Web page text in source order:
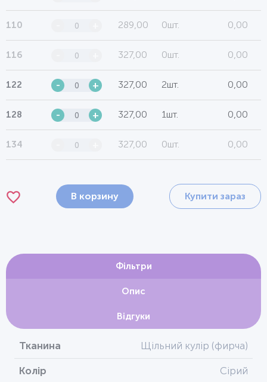
110 289,00 0шт. 0,00
116 327,00 0шт. 0,00
122 - + 327,00 2шт. 0,00
128 - + 327,00 1шт. 0,00
134 327,00 0шт. 0,00
В корзину Купити зараз
Фільтри
Опис
Відгуки
Тканина Щільний кулір (фирча)
Колір Сірий